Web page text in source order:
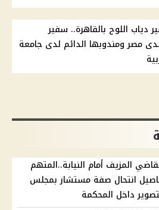
دياب اللوح بالقاهرة.. سفير
مصر ومندوبها الدائم لدى جامعة
المزيف أمام النيابة..المتهم
انتحال صفة مستشار بمجلس
داخل المحكمة